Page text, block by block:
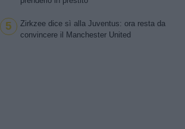
5
Zirkzee dice sì alla Juventus: ora resta da
convincere il Manchester United